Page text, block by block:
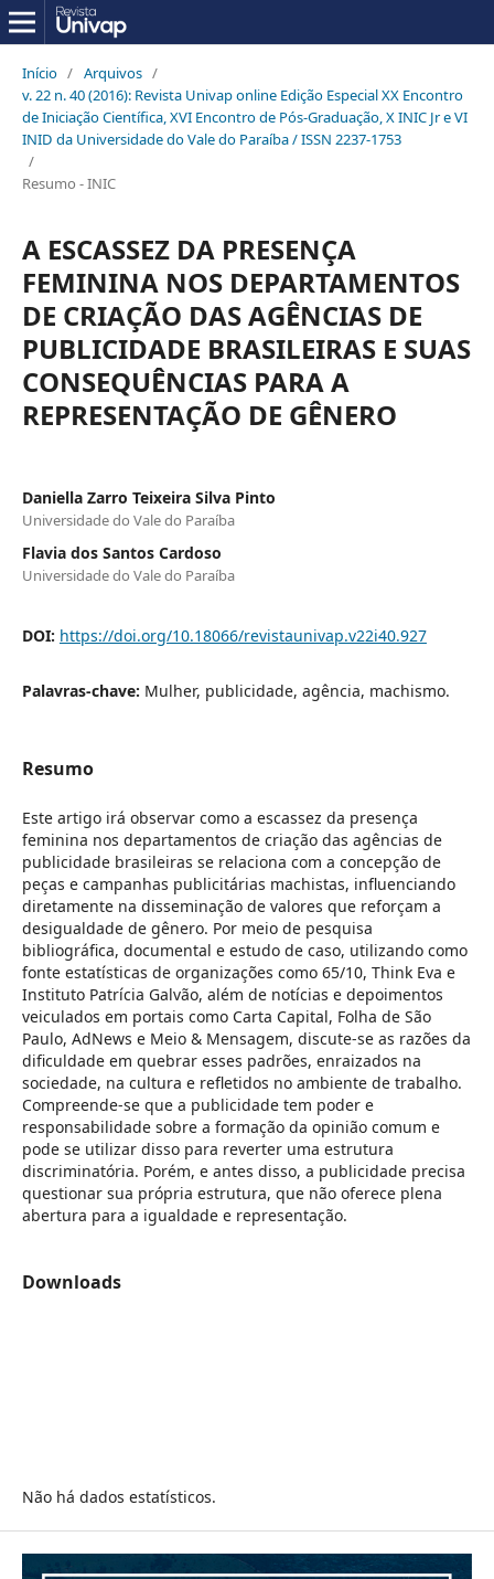
Início / Arquivos /
v. 22 n. 40 (2016): Revista Univap online Edição Especial XX Encontro
de Iniciação Científica, XVI Encontro de Pós-Graduação, X INIC Jr e VI
INID da Universidade do Vale do Paraíba / ISSN 2237-1753
/
Resumo - INIC
A ESCASSEZ DA PRESENÇA
FEMININA NOS DEPARTAMENTOS
DE CRIAÇÃO DAS AGÊNCIAS DE
PUBLICIDADE BRASILEIRAS E SUAS
CONSEQUÊNCIAS PARA A
REPRESENTAÇÃO DE GÊNERO
Daniella Zarro Teixeira Silva Pinto
Universidade do Vale do Paraíba
Flavia dos Santos Cardoso
Universidade do Vale do Paraíba
DOI: https://doi.org/10.18066/revistaunivap.v22i40.927
Palavras-chave: Mulher, publicidade, agência, machismo.
Resumo
Este artigo irá observar como a escassez da presença
feminina nos departamentos de criação das agências de
publicidade brasileiras se relaciona com a concepção de
peças e campanhas publicitárias machistas, influenciando
diretamente na disseminação de valores que reforçam a
desigualdade de gênero. Por meio de pesquisa
bibliográfica, documental e estudo de caso, utilizando como
fonte estatísticas de organizações como 65/10, Think Eva e
Instituto Patrícia Galvão, além de notícias e depoimentos
veiculados em portais como Carta Capital, Folha de São
Paulo, AdNews e Meio & Mensagem, discute-se as razões da
dificuldade em quebrar esses padrões, enraizados na
sociedade, na cultura e refletidos no ambiente de trabalho.
Compreende-se que a publicidade tem poder e
responsabilidade sobre a formação da opinião comum e
pode se utilizar disso para reverter uma estrutura
discriminatória. Porém, e antes disso, a publicidade precisa
questionar sua própria estrutura, que não oferece plena
abertura para a igualdade e representação.
Downloads
Não há dados estatísticos.